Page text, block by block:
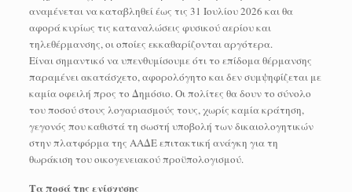
αναμένεται να καταβληθεί έως τις 31 Ιουλίου 2026 και θα
αφορά κυρίως τις καταναλώσεις φυσικού αερίου και
τηλεθέρμανσης, οι οποίες εκκαθαρίζονται αργότερα.
Είναι σημαντικό να υπενθυμίσουμε ότι το επίδομα θέρμανσης
παραμένει ακατάσχετο, αφορολόγητο και δεν συμψηφίζεται με
καμία οφειλή προς το Δημόσιο. Οι πολίτες θα δουν το σύνολο
του ποσού στους λογαριασμούς τους, χωρίς καμία κράτηση,
γεγονός που καθιστά τη σωστή υποβολή των δικαιολογητικών
στην πλατφόρμα της ΑΑΔΕ επιτακτική ανάγκη για τη
θωράκιση του οικογενειακού προϋπολογισμού.
Τα ποσά της ενίσχυσης